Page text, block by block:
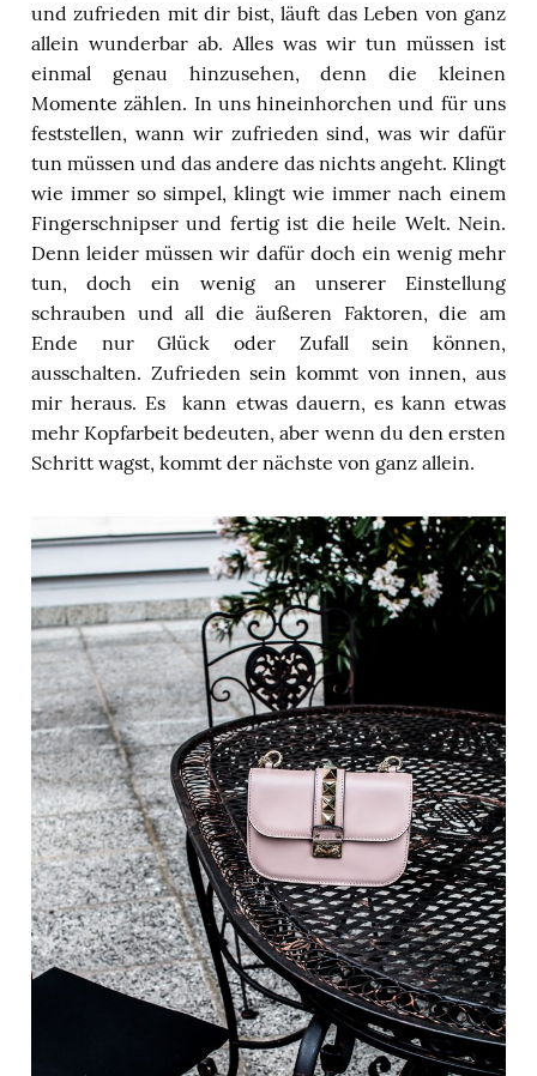
und zufrieden mit dir bist, läuft das Leben von ganz
allein wunderbar ab. Alles was wir tun müssen ist
einmal genau hinzusehen, denn die kleinen
Momente zählen. In uns hineinhorchen und für uns
feststellen, wann wir zufrieden sind, was wir dafür
tun müssen und das andere das nichts angeht. Klingt
wie immer so simpel, klingt wie immer nach einem
Fingerschnipser und fertig ist die heile Welt. Nein.
Denn leider müssen wir dafür doch ein wenig mehr
tun, doch ein wenig an unserer Einstellung
schrauben und all die äußeren Faktoren, die am
Ende nur Glück oder Zufall sein können,
ausschalten. Zufrieden sein kommt von innen, aus
mir heraus. Es kann etwas dauern, es kann etwas
mehr Kopfarbeit bedeuten, aber wenn du den ersten
Schritt wagst, kommt der nächste von ganz allein.